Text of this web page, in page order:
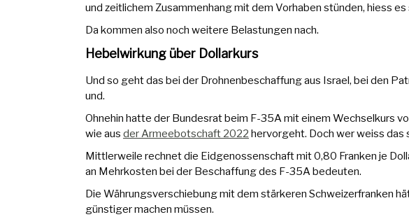
und zeitlichem Zusammenhang mit dem Vorhaben stünden, hiess
Da kommen also noch weitere Belastungen nach.
Hebelwirkung über Dollarkurs
Und so geht das bei der Drohnenbeschaffung aus Israel, bei den
und.
Ohnehin hatte der Bundesrat beim F-35A mit einem Wechselkurs
wie aus der Armeebotschaft 2022 hervorgeht. Doch wer weiss das
Mittlerweile rechnet die Eidgenossenschaft mit 0,80 Franken je
an Mehrkosten bei der Beschaffung des F-35A bedeuten.
Die Währungsverschiebung mit dem stärkeren Schweizerfranken
günstiger machen müssen.